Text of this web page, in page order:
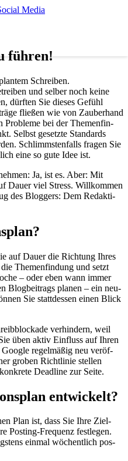
Media
füh­ren!
Schrei­ben.
und sel­ber noch kei­ne
dürf­ten Sie die­ses Gefühl
flie­ßen wie von Zau­ber­hand
Pro­ble­me bei der The­men­fin­
Selbst gesetz­te Stan­dards
Schlimms­ten­falls fra­gen Sie
eine so gute Idee ist.
Ja, ist es. Aber: Mit
Dau­er viel Stress. Will­kom­men
des Blog­gers: Dem Redak­ti­
auf Dau­er die Rich­tung Ihres
The­men­fin­dung und setzt
– oder eben wann immer
Blog­bei­trags pla­nen – ein neu­
Sie statt­des­sen einen Blick
ver­hin­dern, weil
üben aktiv Ein­fluss auf Ihren
regel­mä­ßig neu ver­öf­
gro­ben Richt­li­nie stel­len
Dead­line zur Sei­te.
ent­wi­ckelt?
Plan ist, dass Sie Ihre Ziel­
Pos­ting-Fre­quenz fest­le­gen.
ein­mal wöchent­lich pos­